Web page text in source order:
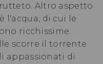
Altro aspetto
l'acqua, di cui le
ricchissime.
scorre il torrente
appassionati di